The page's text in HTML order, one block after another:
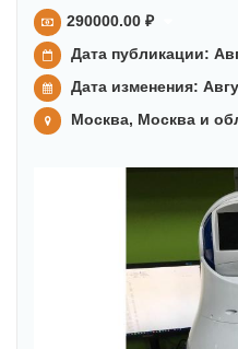
290000.00 ₽
Дата публикации:
Дата изменения:
Москва, Москва и